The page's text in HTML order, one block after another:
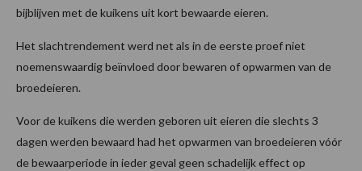
bijblijven met de kuikens uit kort bewaarde eieren.
Het slachtrendement werd net als in de eerste proef niet
noemenswaardig beïnvloed door bewaren of opwarmen van de
broedeieren.
Voor de kuikens die werden geboren uit eieren die slechts 3
dagen werden bewaard had het opwarmen van broedeieren vóór
de bewaarperiode in ieder geval geen schadelijk effect op